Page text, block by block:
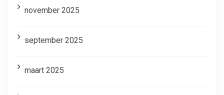
november 2025
september 2025
maart 2025